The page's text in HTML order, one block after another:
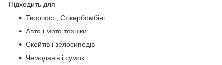
Підходить для:
Творчості, Стікербомбінг
Авто і мото техніки
Скейтів і велосипедів
Чемоданів і сумок